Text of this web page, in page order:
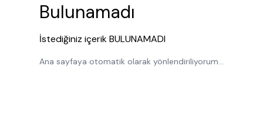
Bulunamadı
İstediğiniz içerik BULUNAMADI
Ana sayfaya otomatik olarak yönlendiriliyorum...